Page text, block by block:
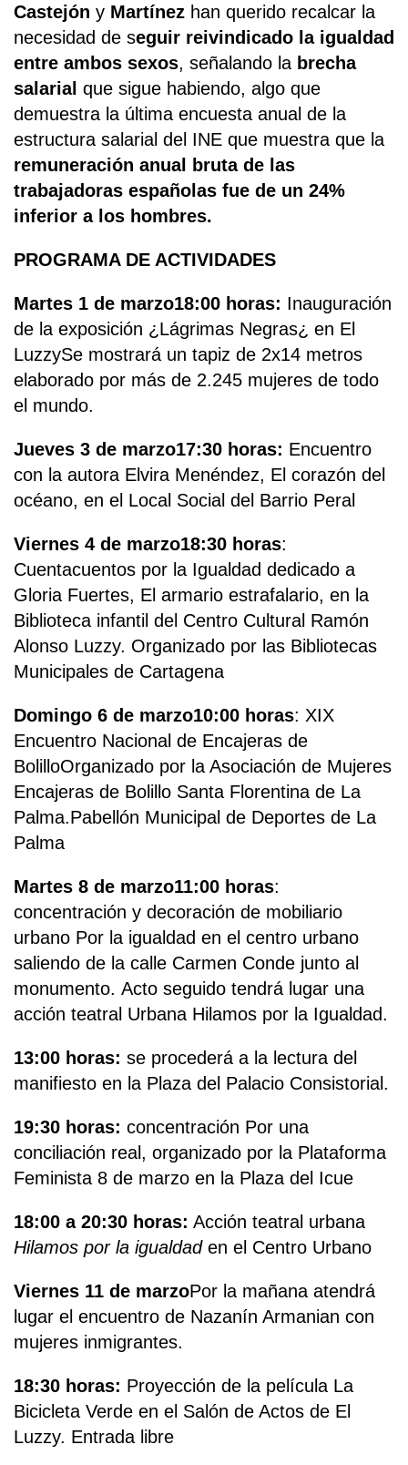
Castejón y Martínez han querido recalcar la
necesidad de seguir reivindicado la igualdad
entre ambos sexos, señalando la brecha
salarial que sigue habiendo, algo que
demuestra la última encuesta anual de la
estructura salarial del INE que muestra que la
remuneración anual bruta de las
trabajadoras españolas fue de un 24%
inferior a los hombres.
PROGRAMA DE ACTIVIDADES
Martes 1 de marzo18:00 horas: Inauguración
de la exposición ¿Lágrimas Negras¿ en El
LuzzySe mostrará un tapiz de 2x14 metros
elaborado por más de 2.245 mujeres de todo
el mundo.
Jueves 3 de marzo17:30 horas: Encuentro
con la autora Elvira Menéndez, El corazón del
océano, en el Local Social del Barrio Peral
Viernes 4 de marzo18:30 horas:
Cuentacuentos por la Igualdad dedicado a
Gloria Fuertes, El armario estrafalario, en la
Biblioteca infantil del Centro Cultural Ramón
Alonso Luzzy. Organizado por las Bibliotecas
Municipales de Cartagena
Domingo 6 de marzo10:00 horas: XIX
Encuentro Nacional de Encajeras de
BolilloOrganizado por la Asociación de Mujeres
Encajeras de Bolillo Santa Florentina de La
Palma.Pabellón Municipal de Deportes de La
Palma
Martes 8 de marzo11:00 horas:
concentración y decoración de mobiliario
urbano Por la igualdad en el centro urbano
saliendo de la calle Carmen Conde junto al
monumento. Acto seguido tendrá lugar una
acción teatral Urbana Hilamos por la Igualdad.
13:00 horas: se procederá a la lectura del
manifiesto en la Plaza del Palacio Consistorial.
19:30 horas: concentración Por una
conciliación real, organizado por la Plataforma
Feminista 8 de marzo en la Plaza del Icue
18:00 a 20:30 horas: Acción teatral urbana
Hilamos por la igualdaden el Centro Urbano
Viernes 11 de marzoPor la mañana atendrá
lugar el encuentro de Nazanín Armanian con
mujeres inmigrantes.
18:30 horas: Proyección de la película La
Bicicleta Verde en el Salón de Actos de El
Luzzy. Entrada libre